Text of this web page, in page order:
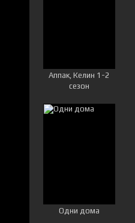
Аппак, Келин 1-2
сезон
Одни дома